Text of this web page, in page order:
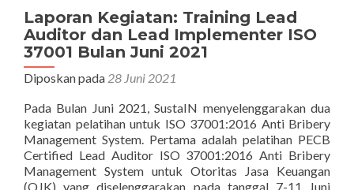
Laporan Kegiatan: Training Lead
Auditor dan Lead Implementer ISO
37001 Bulan Juni 2021
Diposkan pada 28 Juni 2021
Pada Bulan Juni 2021, SustaIN menyelenggarakan dua
kegiatan pelatihan untuk ISO 37001:2016 Anti Bribery
Management System. Pertama adalah pelatihan PECB
Certified Lead Auditor ISO 37001:2016 Anti Bribery
Management System untuk Otoritas Jasa Keuangan
(OJK) yang diselenggarakan pada tanggal 7-11 Juni